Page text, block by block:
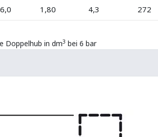
6,0 1,80 4,3 272
Doppelhub in dm3 bei 6 bar